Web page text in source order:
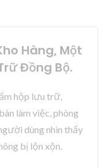
Hàng, Một
Đồng Bộ.
hộp lưu trữ,
làm việc, phòng
dùng nhìn thấy
bị lộn xộn.